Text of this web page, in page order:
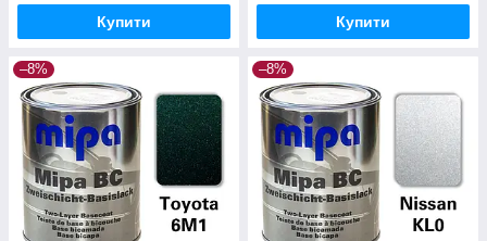
Купити Купити
–8% –8%